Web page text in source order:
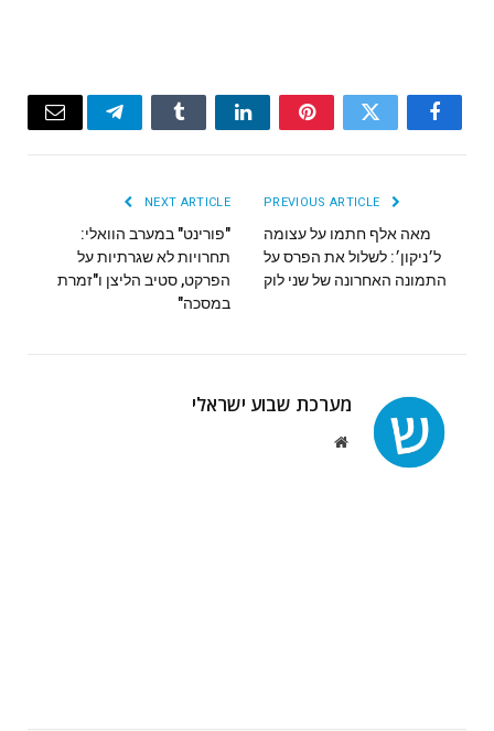
Facebook
Twitter
Pinterest
LinkedIn
Tumblr
Telegram
Email
מאה אלף חתמו על עצומה
ל׳ניקון׳: לשלול את הפרס על
התמונה האחרונה של שני לוק
NEXT ARTICLE
"פורינט" במערב הוואלי:
תחרויות לא שגרתיות על
הפרקט, סטיב הליצן ו"זמרת
במסכה"
מערכת שבוע ישראלי
Website